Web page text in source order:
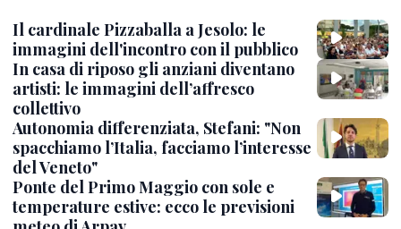
Il cardinale Pizzaballa a Jesolo: le
immagini dell'incontro con il pubblico
In casa di riposo gli anziani diventano
artisti: le immagini dell’affresco
collettivo
Autonomia differenziata, Stefani: "Non
spacchiamo l’Italia, facciamo l’interesse
del Veneto"
Ponte del Primo Maggio con sole e
temperature estive: ecco le previsioni